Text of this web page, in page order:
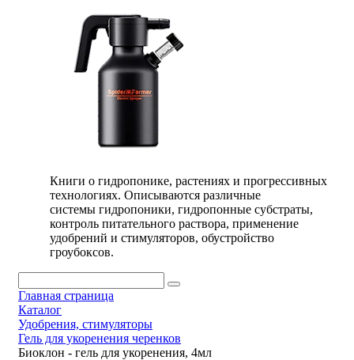
Книги о гидропонике, растениях и прогрессивных
технологиях. Описываются различные
системы гидропоники, гидропонные субстраты,
контроль питательного раствора, применение
удобрений и стимуляторов, обустройство
гроубоксов.
Главная страница
Каталог
Удобрения, стимуляторы
Гель для укоренения черенков
Биоклон - гель для укоренения, 4мл